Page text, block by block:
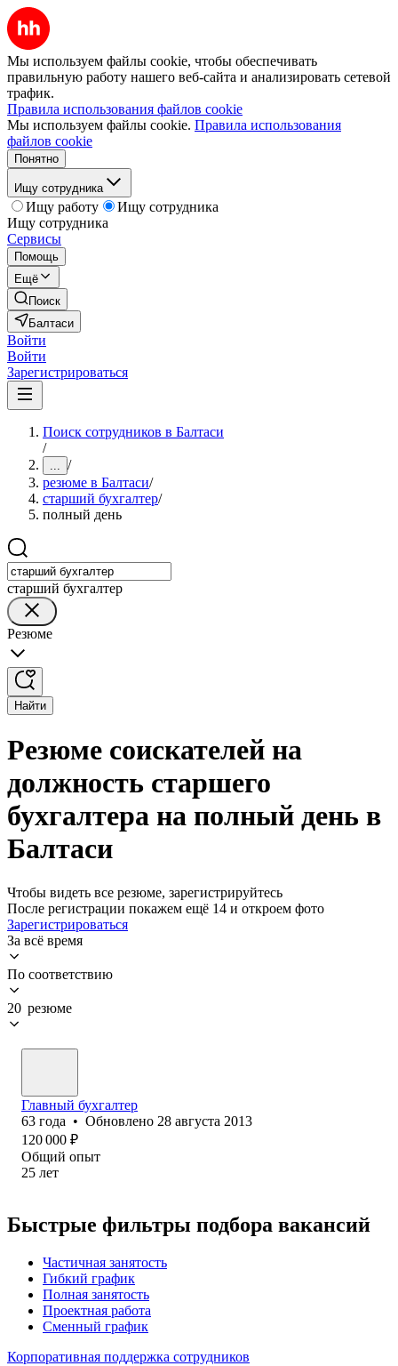
Мы используем файлы cookie, чтобы обеспечивать
правильную работу нашего веб-сайта и анализировать сетевой
трафик.
Правила использования файлов cookie
Мы используем файлы cookie. Правила использования
файлов cookie
Понятно
Ищу сотрудника
Ищу работу
Ищу сотрудника
Ищу сотрудника
Сервисы
Помощь
Ещё
Поиск
Балтаси
Войти
Войти
Зарегистрироваться
Поиск сотрудников в Балтаси
/
... /
резюме в Балтаси/
старший бухгалтер/
полный день
старший бухгалтер
Резюме
Найти
Резюме соискателей на
должность старшего
бухгалтера на полный день в
Балтаси
Чтобы видеть все резюме, зарегистрируйтесь
После регистрации покажем ещё 14 и откроем фото
Зарегистрироваться
За всё время
По соответствию
20 резюме
Главный бухгалтер
63 года • Обновлено 28 августа 2013
120 000 ₽
Общий опыт
25 лет
Быстрые фильтры подбора вакансий
Частичная занятость
Гибкий график
Полная занятость
Проектная работа
Сменный график
Корпоративная поддержка сотрудников